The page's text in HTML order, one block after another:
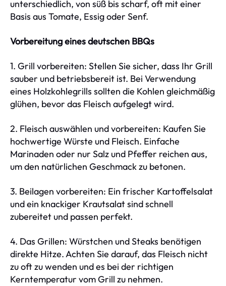
unterschiedlich, von süß bis scharf, oft mit einer
Basis aus Tomate, Essig oder Senf.
Vorbereitung eines deutschen BBQs
1. Grill vorbereiten: Stellen Sie sicher, dass Ihr Grill
sauber und betriebsbereit ist. Bei Verwendung
eines Holzkohlegrills sollten die Kohlen gleichmäßig
glühen, bevor das Fleisch aufgelegt wird.
2. Fleisch auswählen und vorbereiten: Kaufen Sie
hochwertige Würste und Fleisch. Einfache
Marinaden oder nur Salz und Pfeffer reichen aus,
um den natürlichen Geschmack zu betonen.
3. Beilagen vorbereiten: Ein frischer Kartoffelsalat
und ein knackiger Krautsalat sind schnell
zubereitet und passen perfekt.
4. Das Grillen: Würstchen und Steaks benötigen
direkte Hitze. Achten Sie darauf, das Fleisch nicht
zu oft zu wenden und es bei der richtigen
Kerntemperatur vom Grill zu nehmen.